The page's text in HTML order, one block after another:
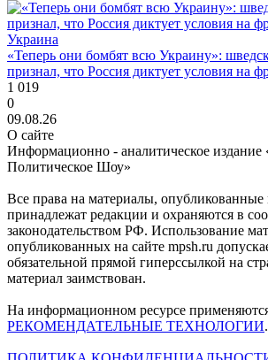
Украина
«Теперь они бомбят всю Украину»:
признал, что Россия диктует условия на
1 019
0
09.08.26
О сайте
Информационно - аналитическое
Политическое Шоу»
Все права на материалы, опубликованные
принадлежат редакции и охраняются в
законодательством РФ. Использование
опубликованных на сайте mpsh.ru
обязательной прямой гиперссылкой на
материал заимствован.
На информационном ресурсе
РЕКОМЕНДАТЕЛЬНЫЕ ТЕХНОЛОГИИ.